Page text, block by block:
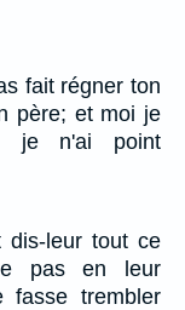
fait régner ton
père; et moi je
je n'ai point
dis-leur tout ce
pas en leur
trembler